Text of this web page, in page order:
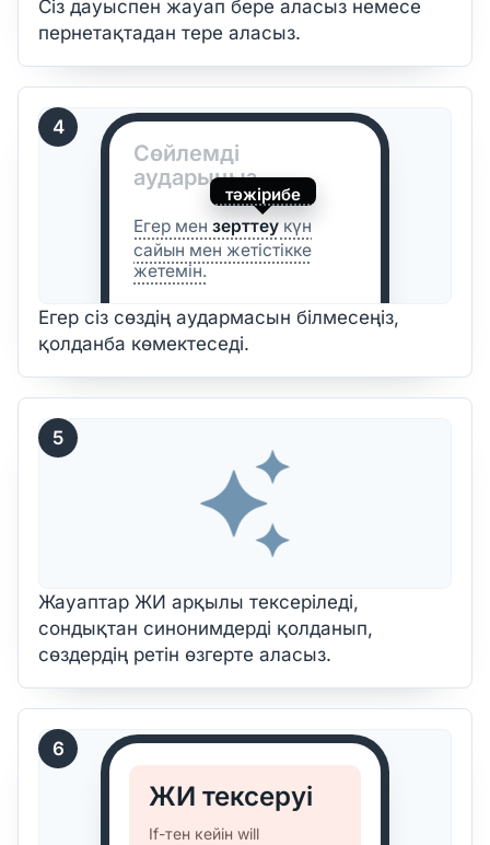
Сіз дауыспен жауап бере аласыз немесе
пернетақтадан тере аласыз.
4
Сөйлемді
аударыңыз
Егер мен зерттеу
тәжірибе
күн
сайын мен жетістікке
жетемін.
Егер сіз сөздің аудармасын білмесеңіз,
қолданба көмектеседі.
5
Жауаптар ЖИ арқылы тексеріледі,
сондықтан синонимдерді қолданып,
сөздердің ретін өзгерте аласыз.
6
ЖИ тексеруі
If-тен кейін will